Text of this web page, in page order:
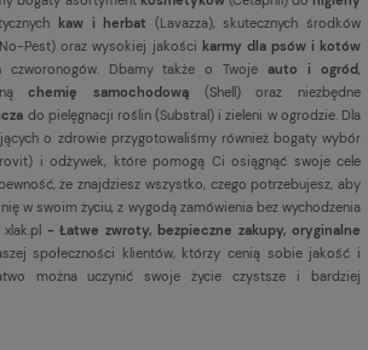
kaw i herbat (Lavazza), skutecznych środków
Pest) oraz wysokiej jakości karmy dla psów i kotów
czworonogów. Dbamy także o Twojeauto i ogród,
chemię samochodową (Shell) oraz niezbędne
do pielęgnacji roślin (Substral) i zieleni w ogrodzie. Dla
o zdrowie przygotowaliśmy również bogaty wybór
i odżywek, które pomogą Ci osiągnąć swoje cele
że znajdziesz wszystko, czego potrzebujesz, aby
w swoim życiu, z wygodą zamówienia bez wychodzenia
- Łatwe zwroty, bezpieczne zakupy, oryginalne
społeczności klientów, którzy cenią sobie jakość i
można uczynić swoje życie czystsze i bardziej